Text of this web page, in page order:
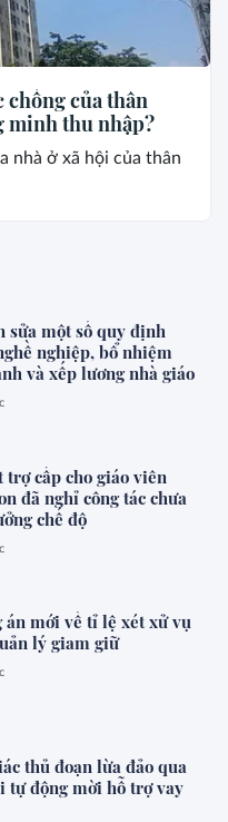
chồng của thân
minh thu nhập?
nhà ở xã hội của thân
sửa một số quy định
nghiệp, bổ nhiệm
và xếp lương nhà giáo
trợ cấp cho giáo viên
đã nghỉ công tác chưa
chế độ
án mới về tỉ lệ xét xử vụ
lý giam giữ
thủ đoạn lừa đảo qua
tự động mời hỗ trợ vay